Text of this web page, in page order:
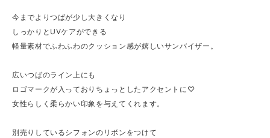
今までよりつばが少し大きくなり
しっかりとUVケアができる
軽量素材でふわふわのクッション感が嬉しいサンバイザー。
広いつばのライン上にも
ロゴマークが入っておりちょっとしたアクセントに♡
女性らしく柔らかい印象を与えてくれます。
別売りしているシフォンのリボンをつけて